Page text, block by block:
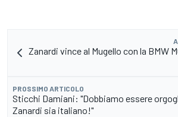
Zanardi vince al Mugello con la BMW
PROSSIMO ARTICOLO
Sticchi Damiani: "Dobbiamo essere
Zanardi sia italiano!"